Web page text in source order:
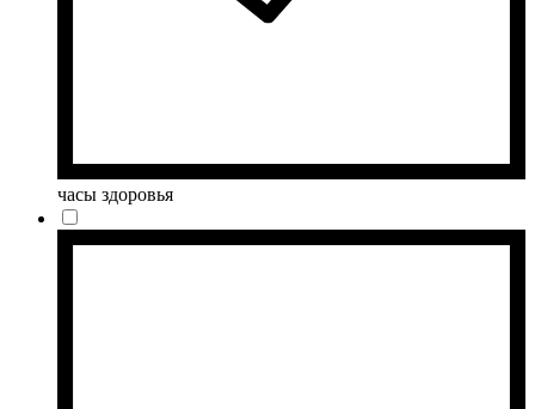
часы здоровья